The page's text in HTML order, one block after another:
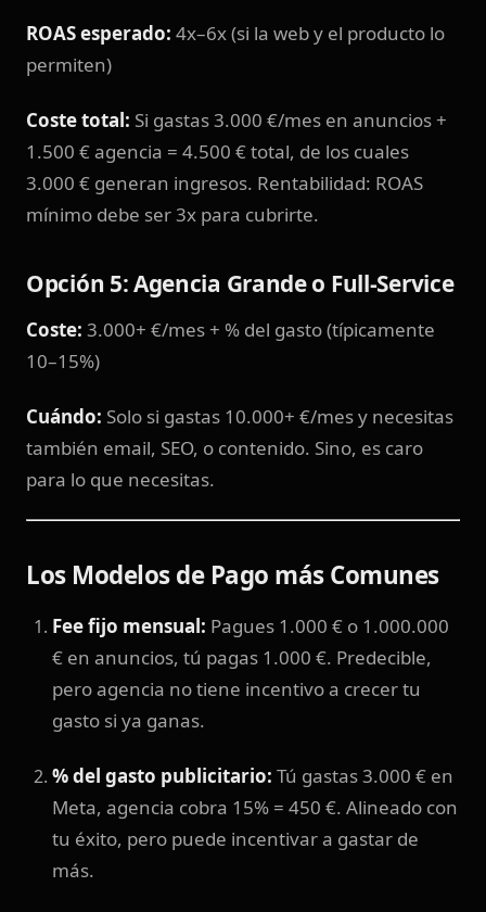
ROAS esperado: 4x–6x (si la web y el producto lo
permiten)
Coste total: Si gastas 3.000 €/mes en anuncios +
1.500 € agencia = 4.500 € total, de los cuales
3.000 € generan ingresos. Rentabilidad: ROAS
mínimo debe ser 3x para cubrirte.
Opción 5: Agencia Grande o Full-Service
Coste: 3.000+ €/mes + % del gasto (típicamente
10–15%)
Cuándo: Solo si gastas 10.000+ €/mes y necesitas
también email, SEO, o contenido. Sino, es caro
para lo que necesitas.
Los Modelos de Pago más Comunes
Fee fijo mensual: Pagues 1.000 € o 1.000.000
€ en anuncios, tú pagas 1.000 €. Predecible,
pero agencia no tiene incentivo a crecer tu
gasto si ya ganas.
% del gasto publicitario: Tú gastas 3.000 € en
Meta, agencia cobra 15% = 450 €. Alineado con
tu éxito, pero puede incentivar a gastar de
más.